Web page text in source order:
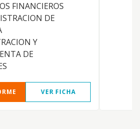
FINANCIEROS
DE
Y
DE
VER FICHA